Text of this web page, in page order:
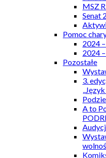
MSZ
Senat
Pomoc
2024
2024
Pozostałe
3.
A to